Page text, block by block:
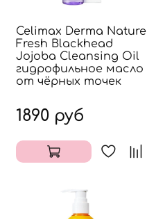
Celimax Derma Nature
Fresh Blackhead
Jojoba Cleansing Oil
гидрофильное масло
от чёрных точек
1890 руб